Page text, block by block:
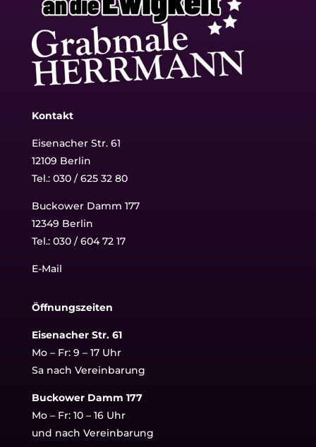
Kontakt
Eisenacher Str. 61
12109 Berlin
Tel.: 030 / 625 32 80
Buckower Damm 177
12349 Berlin
Tel.: 030 / 604 72 17
E-Mail
Öffnungszeiten
Eisenacher Str. 61
Mo – Fr: 9 – 17 Uhr
Sa nach Vereinbarung
Buckower Damm 177
Mo – Fr: 10 – 16 Uhr
und nach Vereinbarung